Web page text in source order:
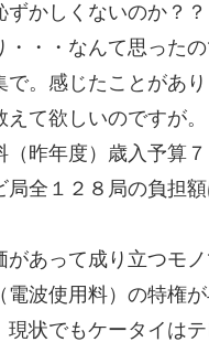
ずかしくないのか？
・・なんて思ったの
。感じたことがあり
えて欲しいのですが
（昨年度）歳入予算
全１２８局の負担
があって成り立つモ
波使用料）の特権
状でもケータイは